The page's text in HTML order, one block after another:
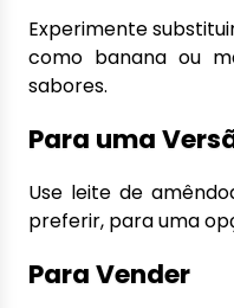
Experimente
como banana ou
sabores.
Para uma
Use leite de
preferir, para uma
Para Vender